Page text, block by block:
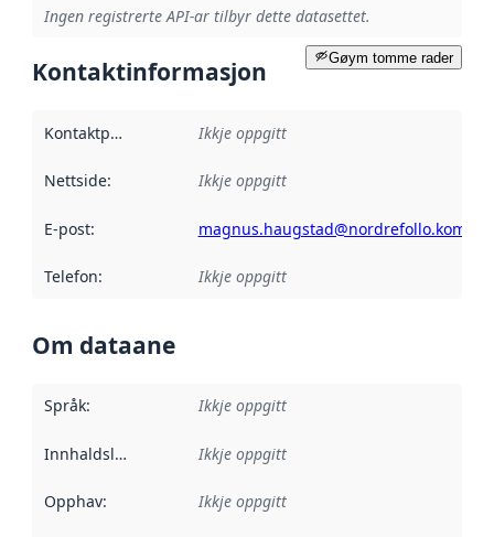
Ingen registrerte API-ar tilbyr dette datasettet.
Gøym tomme rader
Kontaktinformasjon
Kontaktpunkt Ikkje oppgitt
Nettside: Ikkje oppgitt
E-post:
Telefon: Ikkje oppgitt
Om dataane
Språk: Ikkje oppgitt
Innhaldsleverandørar :
Ikkje oppgitt
Opphav: Ikkje oppgitt